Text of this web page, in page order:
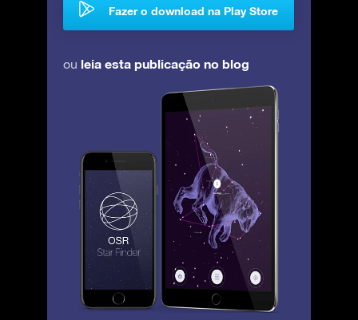
Fazer o download na Play Store
ou leia esta publicação no blog